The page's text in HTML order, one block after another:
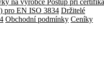
na výrobce Postup při
pro EN ISO 3834 Držitelé
Obchodní podmínky Ceníky